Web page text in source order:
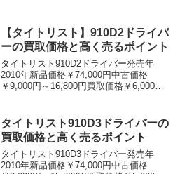
【タイトリスト】910D2ドライバ
ーの買取価格と高く売るポイント
タイトリスト910D2ドライバー発売年
2010年新品価格￥74,000円中古価格
￥9,000円～16,800円買取価格￥6,000円
460㏄の大きさでアスリー...
タイトリスト910D3ドライバーの
買取価格と高く売るポイント
タイトリスト910D3ドライバー発売年
2010年新品価格￥74,000円中古価格